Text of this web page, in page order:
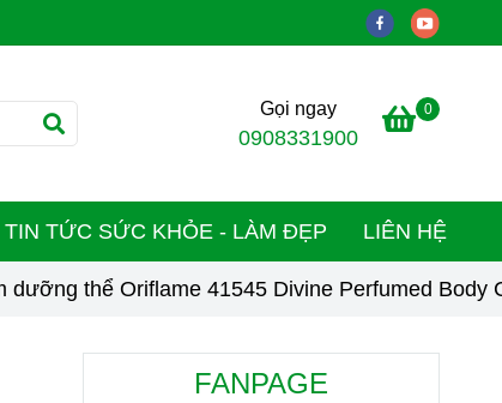
Gọi ngay
0908331900
0
TIN TỨC SỨC KHỎE - LÀM ĐẸP LIÊN HỆ
dưỡng thể Oriflame 41545 Divine Perfumed Body
FANPAGE